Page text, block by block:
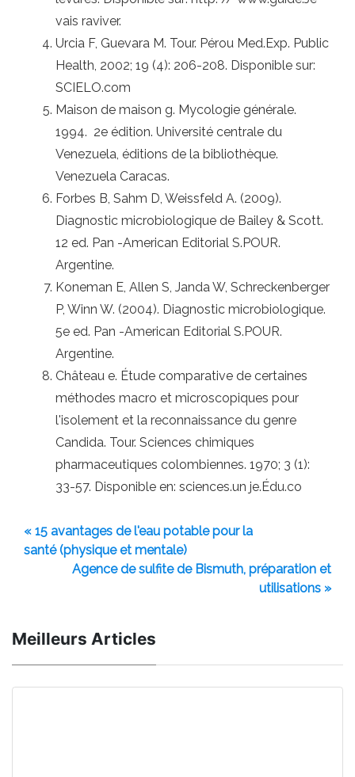
vais raviver.
Urcia F, Guevara M. Tour. Pérou Med.Exp. Public
Health, 2002; 19 (4): 206-208. Disponible sur:
SCIELO.com
Maison de maison g. Mycologie générale.
1994. 2e édition. Université centrale du
Venezuela, éditions de la bibliothèque.
Venezuela Caracas.
Forbes B, Sahm D, Weissfeld A. (2009).
Diagnostic microbiologique de Bailey & Scott.
12 ed. Pan -American Editorial S.POUR.
Argentine.
Koneman E, Allen S, Janda W, Schreckenberger
P, Winn W. (2004). Diagnostic microbiologique.
5e ed. Pan -American Editorial S.POUR.
Argentine.
Château e. Étude comparative de certaines
méthodes macro et microscopiques pour
l'isolement et la reconnaissance du genre
Candida. Tour. Sciences chimiques
pharmaceutiques colombiennes. 1970; 3 (1):
33-57. Disponible en: sciences.un je.Édu.co
« 15 avantages de l'eau potable pour la
santé (physique et mentale)
Agence de sulfite de Bismuth, préparation et
utilisations »
Meilleurs Articles